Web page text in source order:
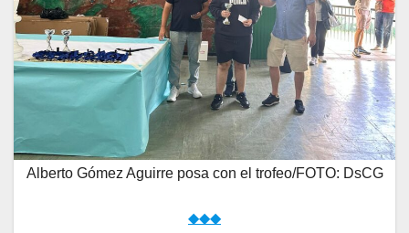
Alberto Gómez Aguirre posa con el trofeo/FOTO: DsCG
◆◆◆